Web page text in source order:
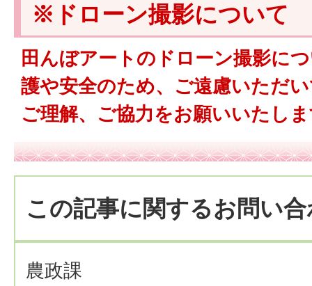
※ドローン撮影について
田んぼアートのドローン撮影に
護や安全のため、ご遠慮いただ
ご理解、ご協力をお願いいたし
この記事に関するお問い
農政課